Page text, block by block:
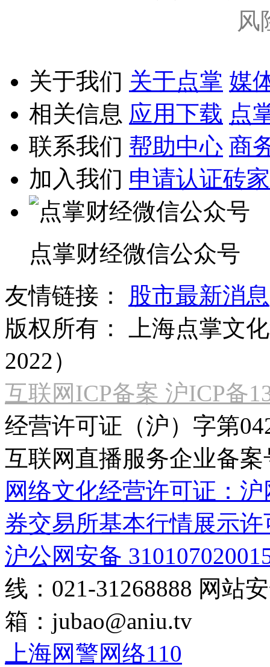
风
关于我们 关于点掌 媒
相关信息 应用下载 点
联系我们 帮助中心 商
加入我们 申请认证砖家
点掌财经微信公众号
友情链接：
股市最新消息
版权所有：
上海点掌文
2022）
互联网ICP备案 沪ICP备
经营许可证（沪）字第
互联网直播服务企业备案
网络文化经营许可证：
券交易所基本行情展示许
沪公网安备
线：021-31268888 网站
箱： jubao@aniu.tv
上海网警网络110